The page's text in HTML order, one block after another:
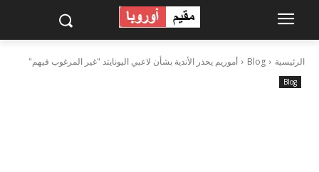
الرئيسية Blog أموريم يحذر الأندية بشأن لاعبي اليونايتد "غير المرغوب فيهم"
Blog